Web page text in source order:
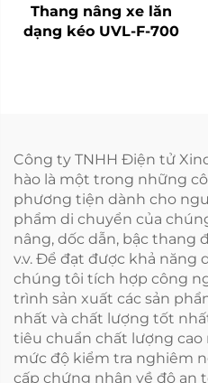
Thang nâng xe lăn
dạng kéo UVL-F-700
Công ty TNHH Điện tử
hào là một trong những
phương tiện dành cho
phẩm di chuyển của
nâng, dốc dẫn, bậc thang
v.v. Để đạt được khả năng
chúng tôi tích hợp công
trình sản xuất các sản
nhất và chất lượng tốt
tiêu chuẩn chất lượng cao
mức độ kiểm tra nghiêm
cấp chứng nhận về độ an